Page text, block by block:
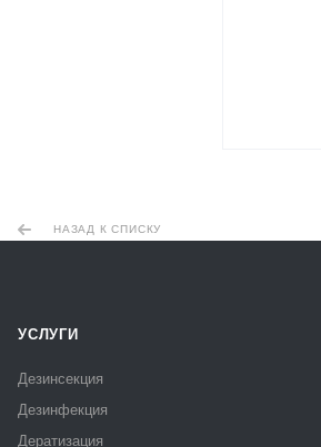
НАЗАД К СПИСКУ
УСЛУГИ
Дезинсекция
Дезинфекция
Дератизация